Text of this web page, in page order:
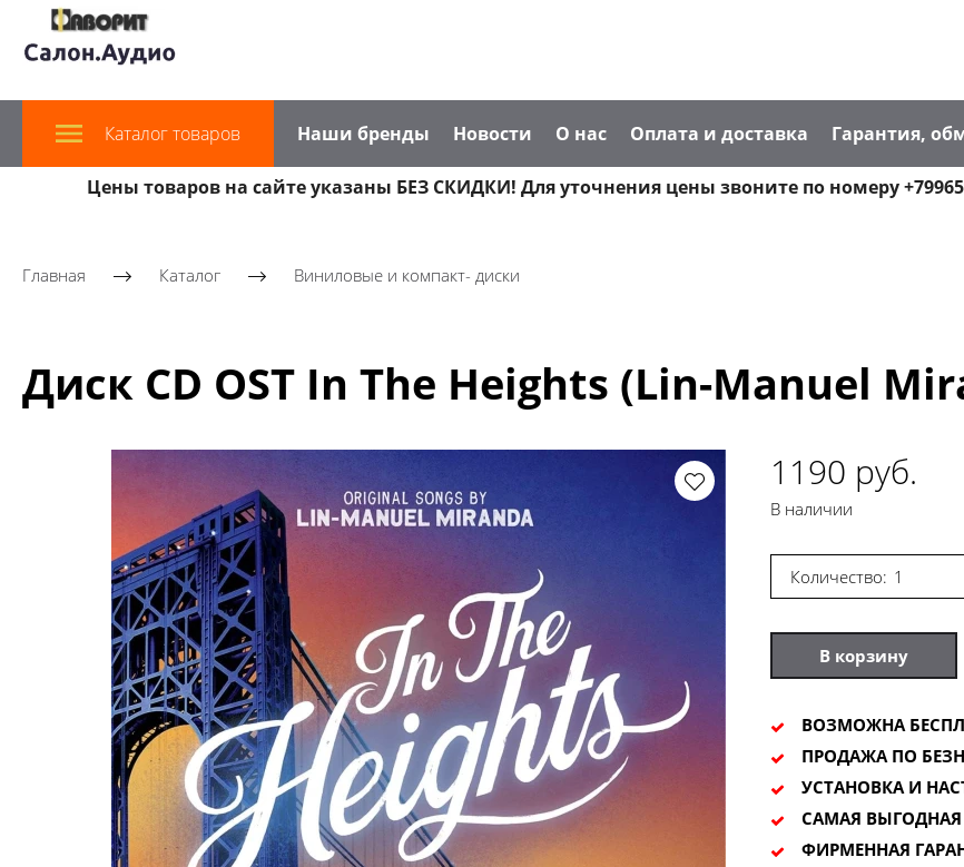
Каталог товаров Наши бренды Новости О нас Оплата и доставка Гарантия,
Цены товаров на сайте указаны БЕЗ СКИДКИ! Для уточнения цены звоните по номеру
Главная Каталог Виниловые и компакт- диски
Диск CD OST In The Heights (Lin-Manuel
1190 руб.
В наличии
Количество:
В корзину
ВОЗМОЖНА
ПРОДАЖА ПО
УСТАНОВКА И
САМАЯ
ФИРМЕННАЯ